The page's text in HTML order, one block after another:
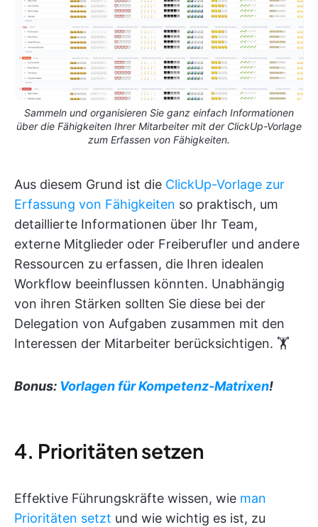
Sammeln und organisieren Sie ganz einfach Informationen
über die Fähigkeiten Ihrer Mitarbeiter mit der ClickUp-Vorlage
zum Erfassen von Fähigkeiten.
Aus diesem Grund ist die ClickUp-Vorlage zur
Erfassung von Fähigkeiten so praktisch, um
detaillierte Informationen über Ihr Team,
externe Mitglieder oder Freiberufler und andere
Ressourcen zu erfassen, die Ihren idealen
Workflow beeinflussen könnten. Unabhängig
von ihren Stärken sollten Sie diese bei der
Delegation von Aufgaben zusammen mit den
Interessen der Mitarbeiter berücksichtigen. 🏋️
Bonus: Vorlagen für Kompetenz-Matrixen!
4. Prioritäten setzen
Effektive Führungskräfte wissen, wie man
Prioritäten setzt und wie wichtig es ist, zu